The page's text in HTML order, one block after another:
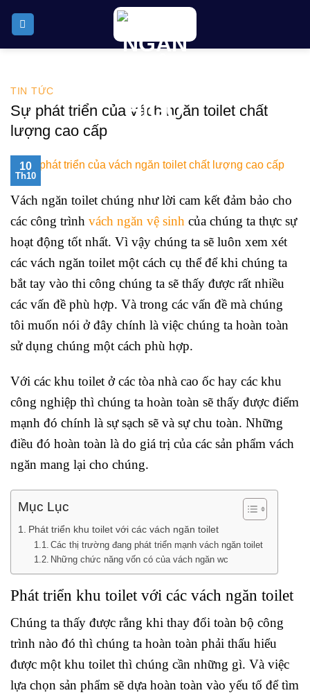
TIN TỨC
Sự phát triển của vách ngăn toilet chất
lượng cao cấp
10
Th10
Vách ngăn toilet chúng như lời cam kết đảm bảo cho
các công trình vách ngăn vệ sinh của chúng ta thực sự
hoạt động tốt nhất. Vì vậy chúng ta sẽ luôn xem xét
các vách ngăn toilet một cách cụ thể để khi chúng ta
bắt tay vào thi công chúng ta sẽ thấy được rất nhiều
các vấn đề phù hợp. Và trong các vấn đề mà chúng
tôi muốn nói ở đây chính là việc chúng ta hoàn toàn
sử dụng chúng một cách phù hợp.
Với các khu toilet ở các tòa nhà cao ốc hay các khu
công nghiệp thì chúng ta hoàn toàn sẽ thấy được điểm
mạnh đó chính là sự sạch sẽ và sự chu toàn. Những
điều đó hoàn toàn là do giá trị của các sản phẩm vách
ngăn mang lại cho chúng.
Mục Lục
Phát triển khu toilet với các vách ngăn toilet
Các thị trường đang phát triển mạnh vách ngăn toilet
Những chức năng vốn có của vách ngăn wc
Phát triển khu toilet với các vách ngăn toilet
Chúng ta thấy được rằng khi thay đổi toàn bộ công
trình nào đó thì chúng ta hoàn toàn phải thấu hiểu
được một khu toilet thì chúng cần những gì. Và việc
lựa chọn sản phẩm sẽ dựa hoàn toàn vào yếu tố để tìm